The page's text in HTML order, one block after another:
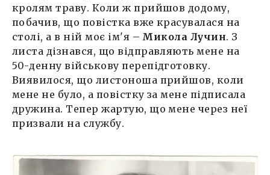
кролям траву. Коли ж прийшов додому,
побачив, що повістка вже красувалася на
столі, а в ній моє ім'я – Микола Лучин. З
листа дізнався, що відправляють мене на
50-денну військову перепідготовку.
Виявилося, що листоноша прийшов, коли
мене не було, а повістку за мене підписала
дружина. Тепер жартую, що мене через неї
призвали на службу.